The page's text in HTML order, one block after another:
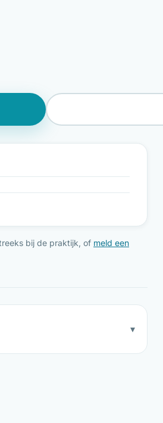
bij de praktijk, of meld een
▾